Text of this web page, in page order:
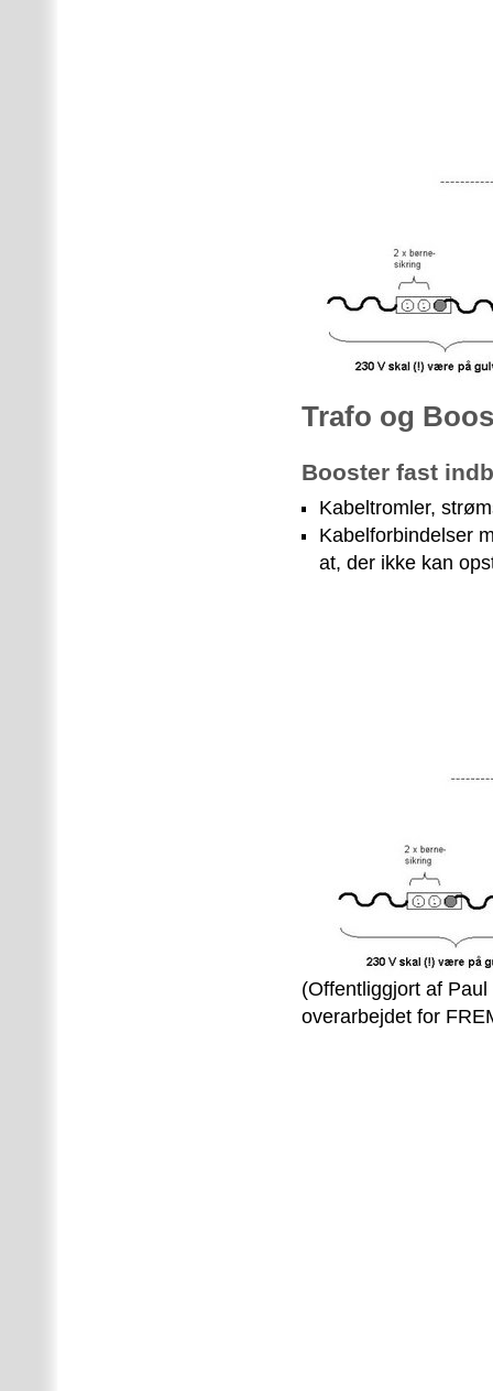
Trafo og
Booster fast
Kabeltromler,
Kabelforbindelser
at, der ikke kan
(Offentliggjort af
overarbejdet for